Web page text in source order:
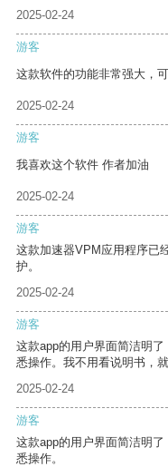
2025-02-24
游客
这款软件的功能非常强大，
2025-02-24
游客
我喜欢这个软件 作者加油
2025-02-24
游客
这款加速器VPM应用程序已
护。
2025-02-24
游客
这款app的用户界面简洁明
悉操作。我不用看说明书，
2025-02-24
游客
这款app的用户界面简洁明
悉操作。